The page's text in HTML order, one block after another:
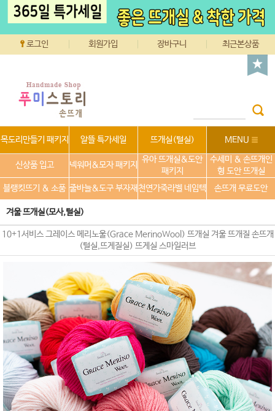
로그인 회원가입 장바구니 최근본상품
목도리만들기 패키지 알뜰 특가세일 뜨개실(털실) MENU
신상품 입고 넥워머&모자 패키지
유아 뜨개실&도안
패키지
수세미 & 손뜨개인
형 도안 뜨개실
블랭킷뜨기 & 소품 줄바늘&도구 부자재 천연가죽라벨 네임텍 손뜨개 무료도안
겨울 뜨개실(모사,털실)
10+1서비스 그레이스 메리노울(Grace MerinoWool) 뜨개실 겨울 뜨개질 손뜨개
(털실,뜨게질실) 뜨게실 스마일러브